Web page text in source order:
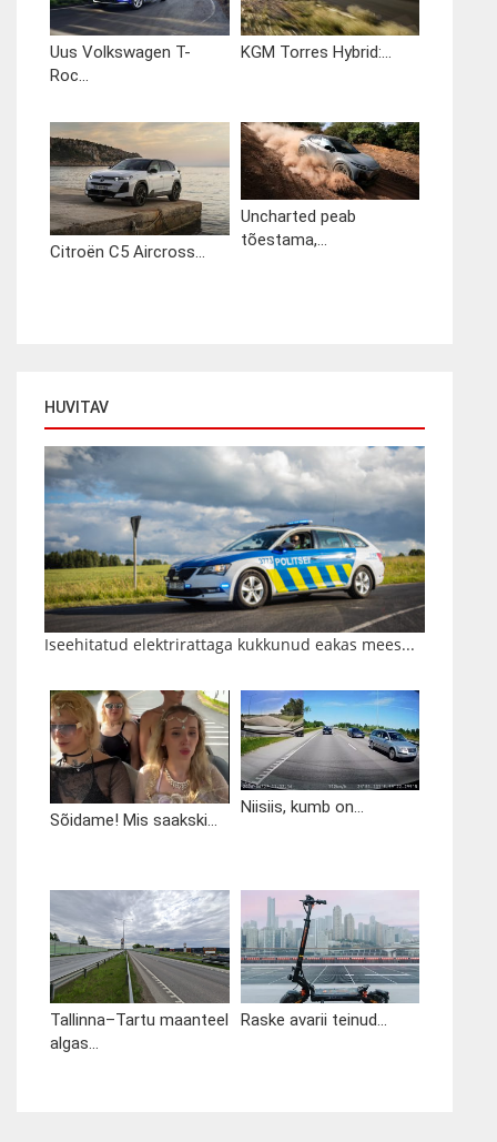
Uus Volkswagen T-
Roc...
KGM Torres Hybrid:...
Citroën C5 Aircross...
Uncharted peab
tõestama,...
HUVITAV
Iseehitatud elektrirattaga kukkunud eakas mees...
Sõidame! Mis saakski...
Niisiis, kumb on...
Tallinna–Tartu maanteel
algas...
Raske avarii teinud...